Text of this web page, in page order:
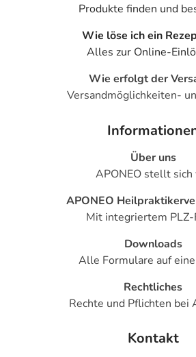
wie das Arzneimittel in der
- Stillzeit: Wenden Sie sich an Ihren
entsprechend beraten, ob und wie
weitermachen können.
Ist Ihnen das Arzneimittel trotz einer
verordnet worden, sprechen Sie mit
Apotheker. Der therapeutische
als das Risiko, das die Anwendung bei
Gegenanzeige in sich birgt.
Nebenwirkungen
Welche unerwünschten Wirkungen
- Magen-Darm-Beschwerden, wie:
Produkte finden und
Wie löse ich ein
Alles zur Online-
Wie erfolgt der
Versandmöglichkeiten-
Über uns
APONEO stellt sich
APONEO
Mit integriertem
Downloads
Alle Formulare auf
Rechtliches
Rechte und Pflichten bei
Kontakt